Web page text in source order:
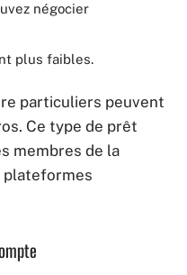
négocier
plus faibles.
particuliers peuvent
Ce type de prêt
membres de la
plateformes